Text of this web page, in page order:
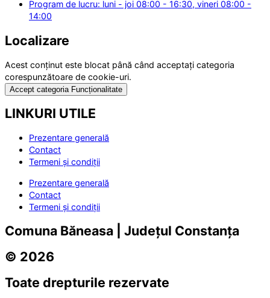
Program de lucru: luni - joi 08:00 - 16:30, vineri 08:00 -
14:00
Localizare
Acest conținut este blocat până când acceptați categoria
corespunzătoare de cookie-uri.
Accept categoria Funcționalitate
LINKURI UTILE
Prezentare generală
Contact
Termeni și condiții
Prezentare generală
Contact
Termeni și condiții
Comuna Băneasa | Județul Constanța
© 2026
Toate drepturile rezervate